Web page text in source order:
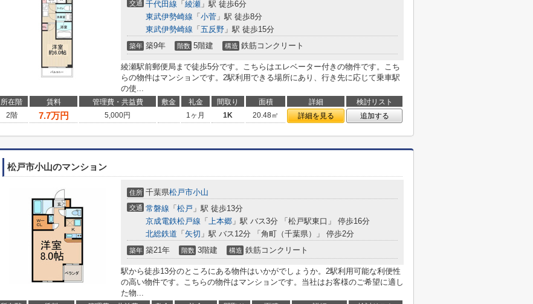
交通 千代田線 「 綾瀬 」駅 徒歩6分
東武伊勢崎線 「 小菅 」駅 徒歩8分
東武伊勢崎線 「 五反野 」駅 徒歩15分
築年 築9年 階数 5階建 構造 鉄筋コンクリート
綾瀬駅前郵便局まで徒歩5分です。こちらはエレベーター付きの物件です。こち
らの物件はマンションです。2駅利用できる場所にあり、行き先に応じて乗車駅
の使...
所在階 賃料 管理費・共益費 敷金 礼金 間取り 面積 詳細
検討リスト
2階
7.7万円 5,000円 1ヶ月 1K 20.48㎡ 詳細を見る 追加する
松戸市小山のマンション
住所 千葉県松戸市小山
交通 常磐線 「 松戸 」駅 徒歩13分
京成電鉄松戸線 「 上本郷 」駅 バス3分 「松戸駅東口」 停歩16分
北総鉄道 「 矢切 」駅 バス12分 「角町（千葉県）」 停歩2分
築年 築21年 階数 3階建 構造 鉄筋コンクリート
駅から徒歩13分のところにある物件はいかがでしょうか。2駅利用可能な利便性
の高い物件です。こちらの物件はマンションです。当社はお客様のご希望に適し
た物...